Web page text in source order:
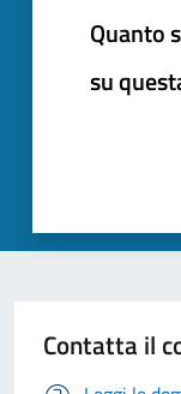
Quanto
su
Contatta il